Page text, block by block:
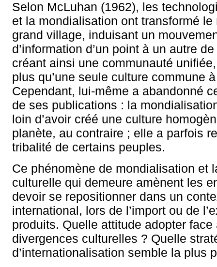
Selon McLuhan (1962), les
et la mondialisation ont transformé le
grand village, induisant un
d’information d’un point à un autre
créant ainsi une communauté
plus qu’une seule culture commune
Cependant, lui-même a abandonné
de ses publications : la
loin d’avoir créé une culture
planète, au contraire ; elle a parfois
tribalité de certains peuples.
Ce phénomène de mondialisation et
culturelle qui demeure amènent les
devoir se repositionner dans un
international, lors de l’import ou de
produits. Quelle attitude adopter face
divergences culturelles ? Quelle
d’internationalisation semble la plus